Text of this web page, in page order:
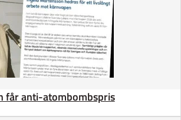
får anti-atombombspris